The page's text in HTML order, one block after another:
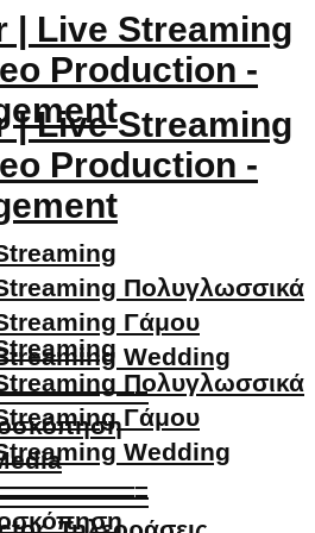
Πολυγλωσσικά
Γάμου
Wedding
Πολυγλωσσικά
Γάμου
Wedding